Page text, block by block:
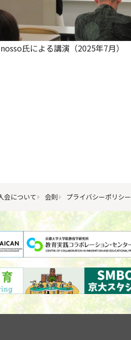
氏による講演（2025年7月）
会について 会則 プライバシーポリシー